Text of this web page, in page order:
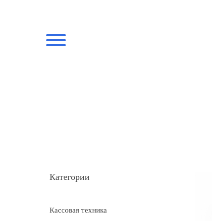
Категории
Кассовая техника